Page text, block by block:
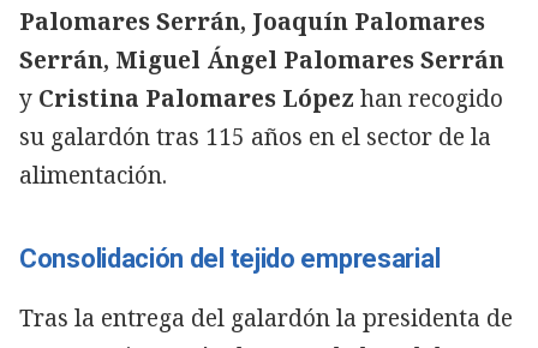
Palomares Serrán, Joaquín Palomares
Serrán, Miguel Ángel Palomares Serrán
y Cristina Palomares López han recogido
su galardón tras 115 años en el sector de la
alimentación.
Consolidación del tejido empresarial
Tras la entrega del galardón la presidenta de